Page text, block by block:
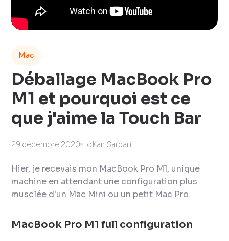
Mac
Déballage MacBook Pro
M1 et pourquoi est ce
que j'aime la Touch Bar
29 décembre 2020 LoKan Sardari
Hier, je recevais mon MacBook Pro M1, unique
machine en attendant une configuration plus
musclée d'un Mac Mini ou un petit Mac Pro.
MacBook Pro M1 full configuration